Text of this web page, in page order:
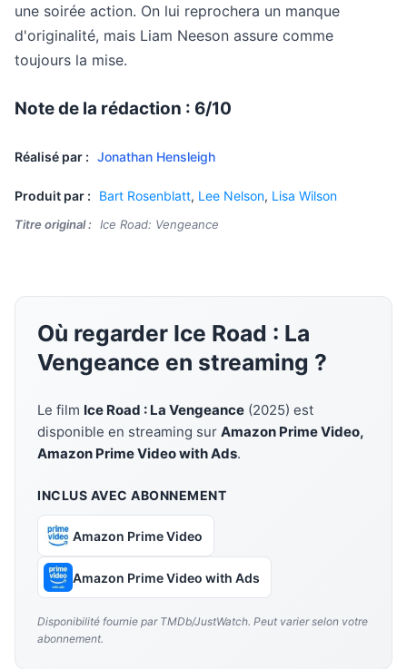
une soirée action. On lui reprochera un manque
d'originalité, mais Liam Neeson assure comme
toujours la mise.
Note de la rédaction : 6/10
Réalisé par : Jonathan Hensleigh
Produit par : Bart Rosenblatt, Lee Nelson, Lisa Wilson
Titre original : Ice Road: Vengeance
Où regarder Ice Road : La
Vengeance en streaming ?
Le film Ice Road : La Vengeance (2025) est
disponible en streaming sur Amazon Prime Video,
Amazon Prime Video with Ads.
INCLUS AVEC ABONNEMENT
Amazon Prime Video
Amazon Prime Video with Ads
Disponibilité fournie par TMDb/JustWatch. Peut varier selon votre
abonnement.